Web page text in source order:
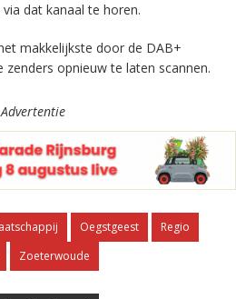
dat kanaal te horen.
makkelijkste door de DAB+
opnieuw te laten scannen.
Advertentie
Oegstgeest
Regio
Zoeterwoude